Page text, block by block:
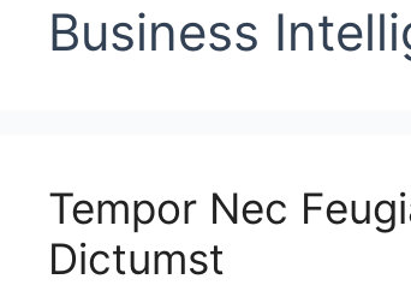
Business
Tempor Nec
Dictumst